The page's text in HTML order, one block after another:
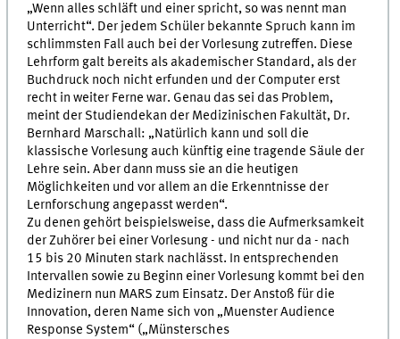
„Wenn alles schläft und einer spricht, so was nennt man
Unterricht“. Der jedem Schüler bekannte Spruch kann im
schlimmsten Fall auch bei der Vorlesung zutreffen. Diese
Lehrform galt bereits als akademischer Standard, als der
Buchdruck noch nicht erfunden und der Computer erst
recht in weiter Ferne war. Genau das sei das Problem,
meint der Studiendekan der Medizinischen Fakultät, Dr.
Bernhard Marschall: „Natürlich kann und soll die
klassische Vorlesung auch künftig eine tragende Säule der
Lehre sein. Aber dann muss sie an die heutigen
Möglichkeiten und vor allem an die Erkenntnisse der
Lernforschung angepasst werden“.
Zu denen gehört beispielsweise, dass die Aufmerksamkeit
der Zuhörer bei einer Vorlesung - und nicht nur da - nach
15 bis 20 Minuten stark nachlässt. In entsprechenden
Intervallen sowie zu Beginn einer Vorlesung kommt bei den
Medizinern nun MARS zum Einsatz. Der Anstoß für die
Innovation, deren Name sich von „Muenster Audience
Response System“ („Münstersches